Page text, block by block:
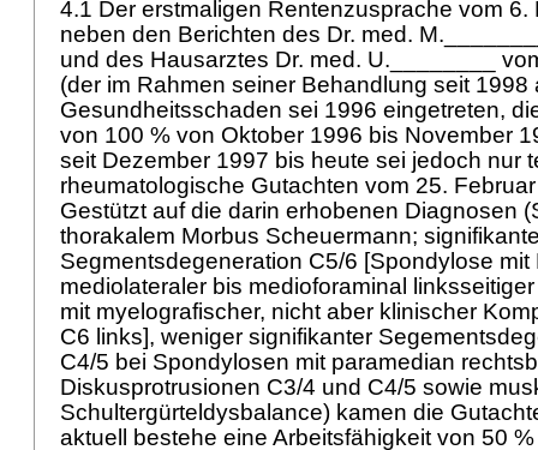
4.1 Der erstmaligen Rentenzusprache vom 6.
neben den Berichten des Dr. med.
und des Hausarztes Dr. med. U.________
(der im Rahmen seiner Behandlung seit 1998
Gesundheitsschaden sei 1996 eingetreten,
von 100 % von Oktober 1996 bis November
seit Dezember 1997 bis heute sei jedoch nur
rheumatologische Gutachten vom 25.
Gestützt auf die darin erhobenen Diagnosen
thorakalem Morbus Scheuermann;
Segmentsdegeneration C5/6 [Spondylose
mediolateraler bis medioforaminal
mit myelografischer, nicht aber klinischer
C6 links], weniger signifikanter
C4/5 bei Spondylosen mit paramedian
Diskusprotrusionen C3/4 und C4/5 sowie
Schultergürteldysbalance) kamen die
aktuell bestehe eine Arbeitsfähigkeit von 50